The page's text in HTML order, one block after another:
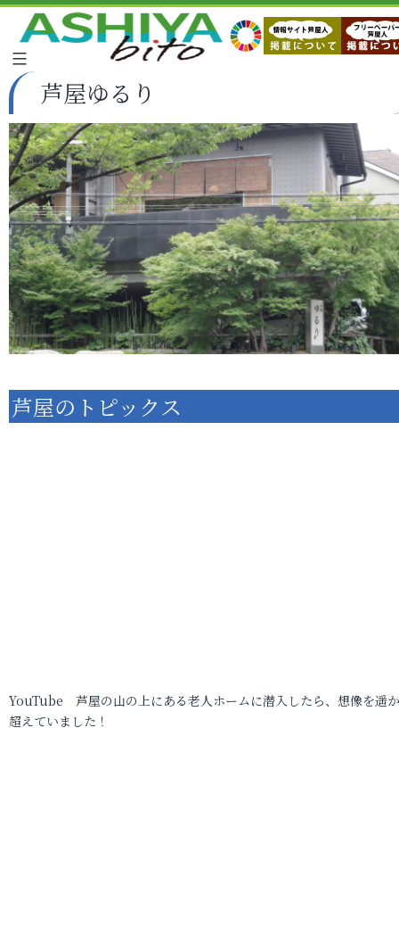
芦屋ゆるり
芦屋のトピックス
YouTube 芦屋の山の上にある老人ホームに潜入したら、想像を遥
超えていました！